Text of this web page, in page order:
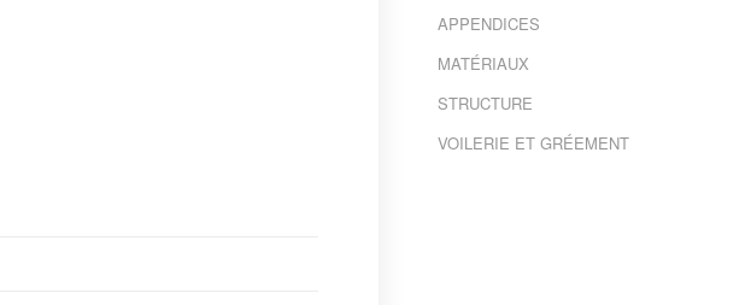
APPENDICES
MATÉRIAUX
STRUCTURE
VOILERIE ET GRÉEMENT